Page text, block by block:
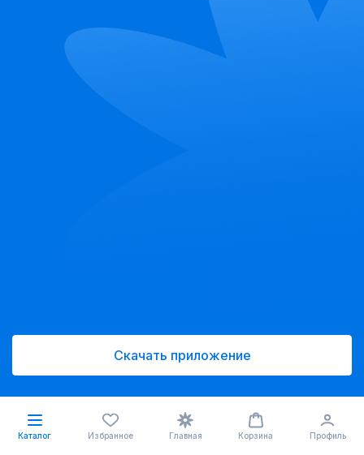
Скачать приложение
Каталог Избранное Главная Корзина Профиль